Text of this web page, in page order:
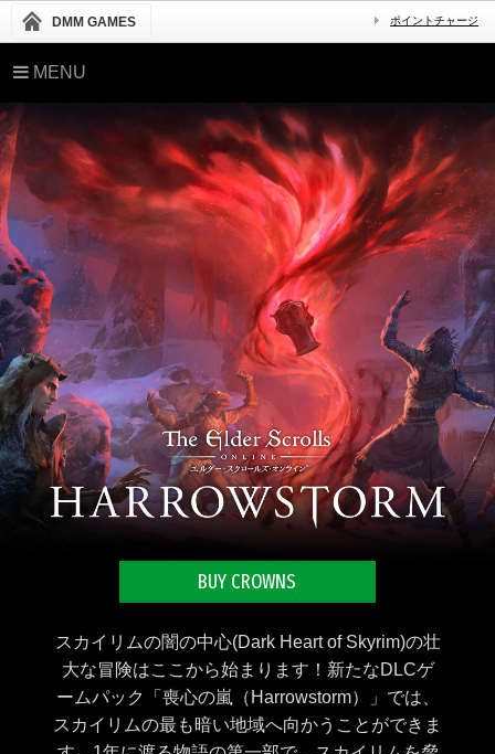
DMM GAMES ポイントチャージ
MENU
BUY CROWNS
スカイリムの闇の中心(Dark Heart of Skyrim)の壮
大な冒険はここから始まります！新たなDLCゲ
ームパック「喪心の嵐（Harrowstorm）」では、
スカイリムの最も暗い地域へ向かうことができま